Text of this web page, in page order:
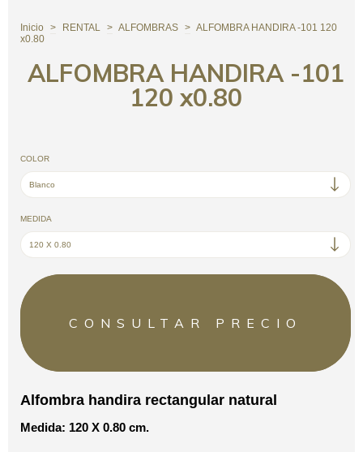
Inicio > RENTAL > ALFOMBRAS > ALFOMBRA HANDIRA -101 120
x0.80
ALFOMBRA HANDIRA -101
120 x0.80
COLOR
MEDIDA
Alfombra handira rectangular natural
Medida: 120 X 0.80 cm.